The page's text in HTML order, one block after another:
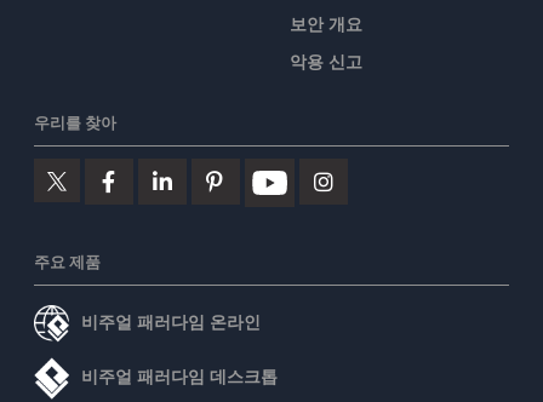
보안 개요
악용 신고
우리를 찾아
주요 제품
비주얼 패러다임 온라인
비주얼 패러다임 데스크톱